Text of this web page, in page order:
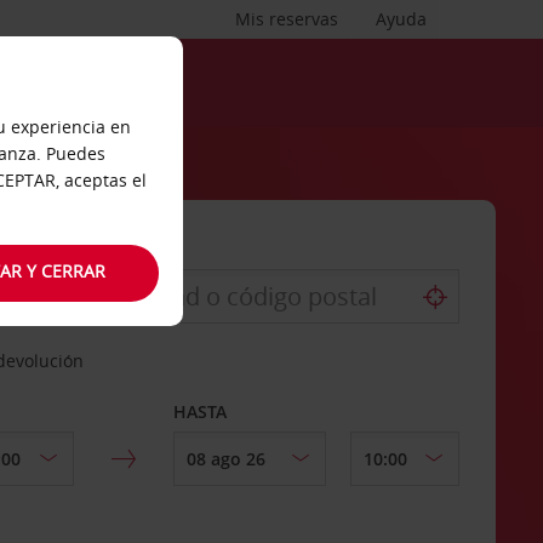
Ayuda
Mis reservas
HASTA
experiencia en
Puedes
aceptas el
Y CERRAR